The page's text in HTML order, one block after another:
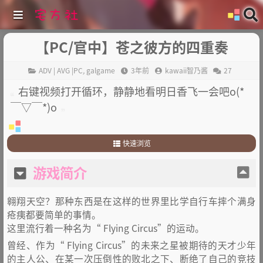
【PC/官中】苍之彼方的四重奏
ADV | AVG |PC, galgame 3年前 kawaii智乃酱 27
右键视频打开循环，静静地看明日香飞一会吧o(*
￣▽￣*)o
快速浏览
2.版本说明
游戏简介
翱翔天空？那种东西是在这样的世界里比学自行车摔个满身
疮痍都要简单的事情。
这里流行着一种名为“ Flying Circus”的运动。
曾经、作为“ Flying Circus”的未来之星被期待的天才少年
的主人公、在某一次压倒性的败北之下、断绝了自己的竞技